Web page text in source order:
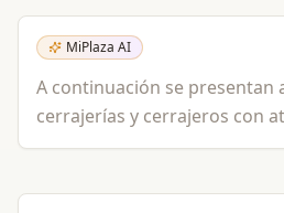
MiPlaza AI
A continuación se presentan
cerrajerías y cerrajeros con